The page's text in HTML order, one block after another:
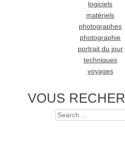
logiciels
matériels
photographes
photographie
portrait du jour
techniques
voyages
VOUS
Search